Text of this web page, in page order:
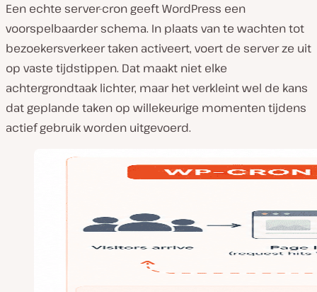
Een echte server-cron geeft WordPress een
voorspelbaarder schema. In plaats van te wachten tot
bezoekersverkeer taken activeert, voert de server ze uit
op vaste tijdstippen. Dat maakt niet elke
achtergrondtaak lichter, maar het verkleint wel de kans
dat geplande taken op willekeurige momenten tijdens
actief gebruik worden uitgevoerd.